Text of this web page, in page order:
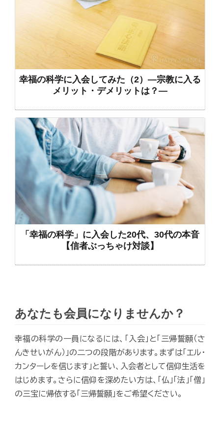
幸福の科学に入会してみた（2）―宗教に入る
メリット・デメリットは？―
「幸福の科学」に入会した20代、30代の本音
【信者ぶっちゃけ対談】
あなたも会員になりませんか？
幸福の科学の一員になるには、「入会」と「三帰誓願（さ
んきせいがん）」の二つの段階があります。まずは「エル・
カンターレを信じます」と誓い、入会者として信仰生活を
はじめます。さらに信仰を深めたい方は、「仏」「法」「僧」
の三宝に帰依する「三帰誓願」をご希望ください。